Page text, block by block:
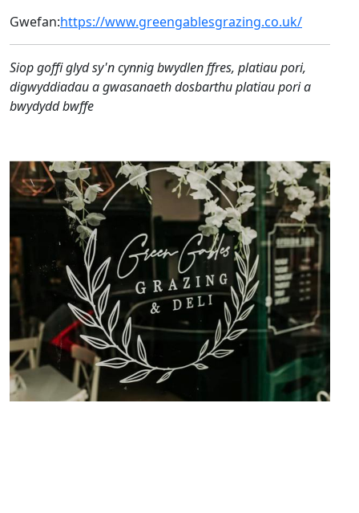
Gwefan:https://www.greengablesgrazing.co.uk/
Siop goffi glyd sy'n cynnig bwydlen ffres, platiau pori,
digwyddiadau a gwasanaeth dosbarthu platiau pori a
bwydydd bwffe